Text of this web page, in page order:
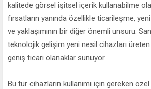
kalitede görsel işitsel içerik kullanabilme
fırsatların yanında özellikle ticarileşme, yeni
ve yaklaşımının bir diğer önemli unsuru.
teknolojik gelişim yeni nesil cihazları
geniş ticari olanaklar sunuyor.
Bu tür cihazların kullanımı için gereken özel